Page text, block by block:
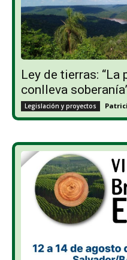
Ley de tierras: “La
conlleva
Legislación y proyectos